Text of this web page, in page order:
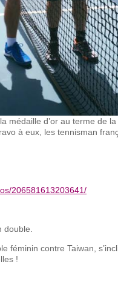
médaille d’or au terme de
à eux, les tennisman
206581613203641/
féminin contre Taiwan,
!